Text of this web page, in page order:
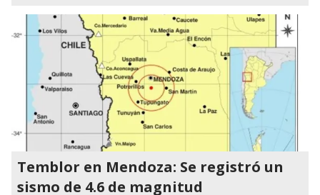
Temblor en Mendoza: Se registró un
sismo de 4.6 de magnitud